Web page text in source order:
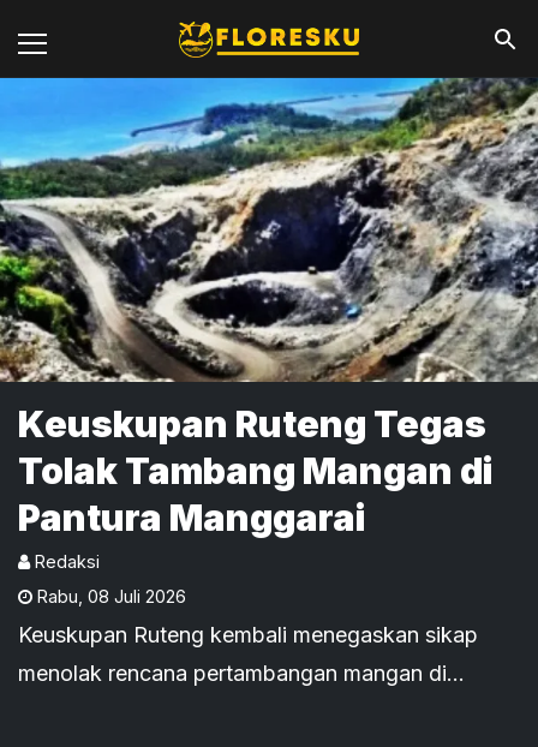
Keuskupan Ruteng Tegas
Tolak Tambang Mangan di
Pantura Manggarai
Redaksi
Rabu 08 Juli 2026
Keuskupan Ruteng kembali menegaskan sikap
menolak rencana pertambangan mangan di